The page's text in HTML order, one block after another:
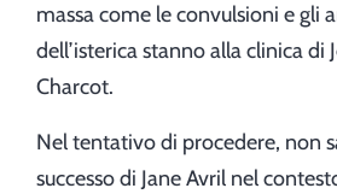
massa come le convulsioni e gli
dell’isterica stanno alla clinica di
Charcot.
Nel tentativo di procedere, non
successo di Jane Avril nel